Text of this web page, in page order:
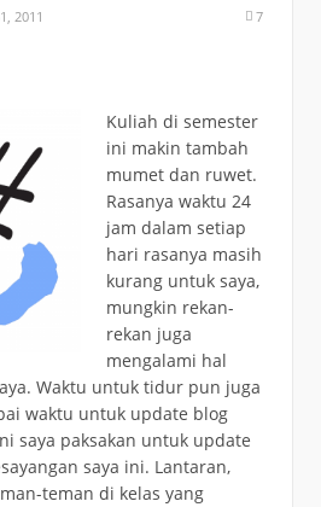
2011 7
Kuliah di semester
ini makin tambah
mumet dan ruwet.
Rasanya waktu 24
jam dalam setiap
hari rasanya masih
kurang untuk saya,
mungkin rekan-
rekan juga
mengalami hal
Waktu untuk tidur pun juga
waktu untuk update blog
saya paksakan untuk update
saya ini. Lantaran,
teman di kelas yang